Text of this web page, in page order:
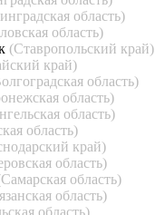
область)
область)
(Ставропольский край)
край)
область)
область)
область)
область)
край)
область)
область)
область)